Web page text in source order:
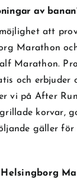
av
att
Marathon
Marathon.
och erbjuder
vi på After
korvar,
gäller för